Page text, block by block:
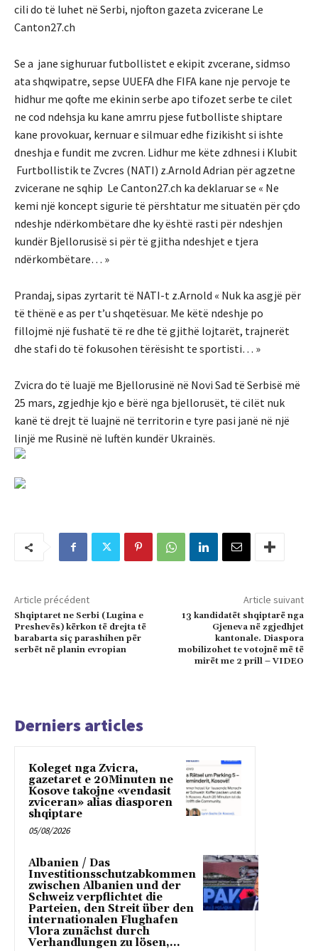
cili do të luhet në Serbi, njofton gazeta zvicerane Le
Canton27.ch
Se a jane sighuruar futbollistet e ekipit zvcerane, sidmso
ata shqwipatre, sepse UUEFA dhe FIFA kane nje pervoje te
hidhur me qofte me ekinin serbe apo tifozet serbe te cilet
ne cod ndehsja ku kane amrru pjese futbolliste shiptare
kane provokuar, kernuar e silmuar edhe fizikisht si ishte
dneshja e fundit me zvcren. Lidhur me këte zdhnesi i Klubit
Furtbollistik te Zvcres (NATI) z.Arnold Adrian për agzetne
zvicerane ne sqhip Le Canton27.ch ka deklaruar se « Ne
kemi një koncept sigurie të përshtatur me situatën për çdo
ndeshje ndërkombëtare dhe ky është rasti për ndeshjen
kundër Bjellorusisë si për të gjitha ndeshjet e tjera
ndërkombëtare… »
Prandaj, sipas zyrtarit të NATI-t z.Arnold « Nuk ka asgjë për
të thënë e as per t’u shqetësuar. Me këtë ndeshje po
fillojmë një fushatë të re dhe të gjithë lojtarët, trajnerët
dhe stafi do të fokusohen tërësisht te sportisti… »
Zvicra do të luajë me Bjellorusinë në Novi Sad të Serbisë më
25 mars, zgjedhje kjo e bërë nga bjellorusët, të cilët nuk
kanë të drejt të luajnë në territorin e tyre pasi janë në një
linjë me Rusinë në luftën kundër Ukrainës.
Article précédent
Shqiptaret ne Serbi (Lugina e
Preshevës) kërkon të drejta të
barabarta siç parashihen për
serbët në planin evropian
Article suivant
13 kandidatët shqiptarë nga
Gjeneva në zgjedhjet
kantonale. Diaspora
mobilizohet te votojnë më të
mirët me 2 prill – VIDEO
Derniers articles
Koleget nga Zvicra,
gazetaret e 20Minuten ne
Kosove takojne «vendasit
zviceran» alias diasporen
shqiptare
05/08/2026
Albanien / Das
Investitionsschutzabkommen
zwischen Albanien und der
Schweiz verpflichtet die
Parteien, den Streit über den
internationalen Flughafen
Vlora zunächst durch
Verhandlungen zu lösen,...